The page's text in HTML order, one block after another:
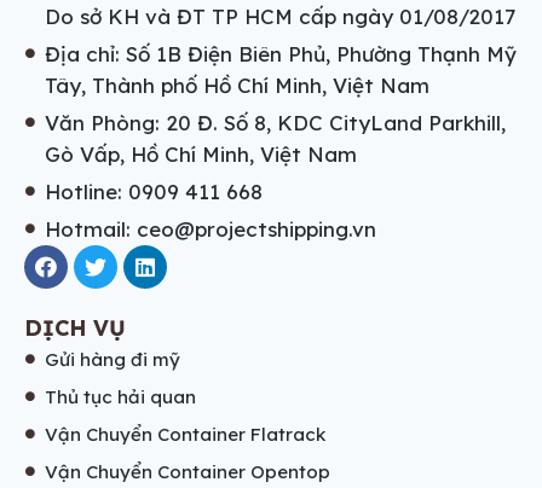
Do sở KH và ĐT TP HCM cấp ngày 01/08/2017
Địa chỉ: Số 1B Điện Biên Phủ, Phường Thạnh Mỹ
Tây, Thành phố Hồ Chí Minh, Việt Nam
Văn Phòng: 20 Đ. Số 8, KDC CityLand Parkhill,
Gò Vấp, Hồ Chí Minh, Việt Nam
Hotline: 0909 411 668
Hotmail: ceo@projectshipping.vn
DỊCH VỤ
Gửi hàng đi mỹ
Thủ tục hải quan
Vận Chuyển Container Flatrack
Vận Chuyển Container Opentop